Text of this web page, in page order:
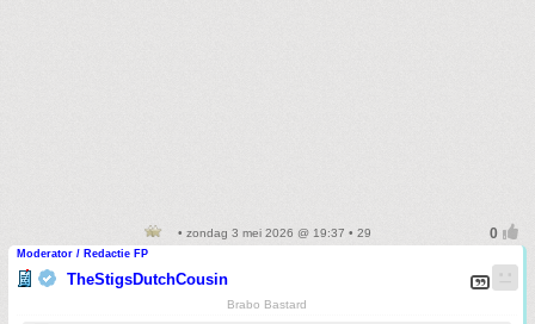
• zondag 3 mei 2026 @ 19:37 • 29
Moderator / Redactie FP
TheStigsDutchCousin
Brabo Bastard